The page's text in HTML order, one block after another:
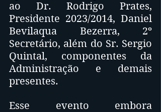
ao Dr. Rodrigo Prates,
Presidente 2023/2014, Daniel
Bevilaqua Bezerra, 2º
Secretário, além do Sr. Sergio
Quintal, componentes da
Administração e demais
presentes.
Esse evento embora